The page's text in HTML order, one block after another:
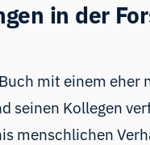
in der
Buch mit einem eher
seinen Kollegen
menschlichen